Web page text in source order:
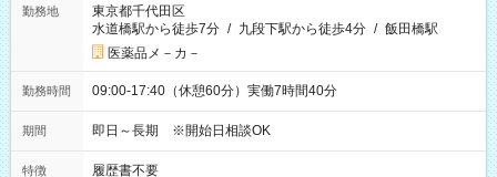
勤務地
東京都千代田区
水道橋駅から徒歩7分 / 九段下駅から徒歩4分 / 飯田橋駅
医薬品メ－カ－
勤務時間 09:00-17:40（休憩60分）実働7時間40分
期間 即日～長期 ※開始日相談OK
特徴 履歴書不要